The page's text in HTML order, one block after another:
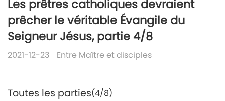
Les prêtres catholiques devraient
prêcher le véritable Évangile du
Seigneur Jésus, partie 4/8
2021-12-23 Entre Maître et disciples
Toutes les parties(4/8)